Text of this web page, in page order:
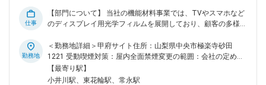
長領域における事業開発フロント機能 ・ KMI技術関連部門と
連携した、センシング技術資産を活用した事業開発 （2）新領
ダストリー強化領域の事業群と連携した事業開発の推進 ・
KMI技術関連部門と連携した、センシング技術資産を活用した
事業開発 変更の範囲：会社の定める業務
仕事
【部門について】 当社の機能材料事業では、TVやスマホなど
のディスプレイ用光学フィルムを展開しており、顧客の多様な
術革新を継続的に行っています。 従来のTACフィルムに加
え、進化型COP系の「SANUQI」やアクリル系の「SAZMA」な
どの新樹脂フィルムを展開し、当社独自の製造方法によるフィ
ルムの機能的差別化により、ディスプレイをはじめとした様々
勤務地
＜勤務地詳細＞甲府サイト住所：山梨県中央市極楽寺砂田
1221 受動喫煙対策：屋内全面禁煙変更の範囲：会社の定める
事業所（リモートワーク含む）
【最寄り駅】
小井川駅、東花輪駅、常永駅